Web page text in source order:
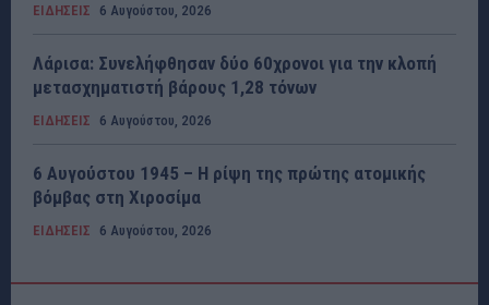
ΕΙΔΗΣΕΙΣ 6 Αυγούστου, 2026
Λάρισα: Συνελήφθησαν δύο 60χρονοι για την κλοπή
μετασχηματιστή βάρους 1,28 τόνων
ΕΙΔΗΣΕΙΣ 6 Αυγούστου, 2026
6 Αυγούστου 1945 – Η ρίψη της πρώτης ατομικής
βόμβας στη Χιροσίμα
ΕΙΔΗΣΕΙΣ 6 Αυγούστου, 2026